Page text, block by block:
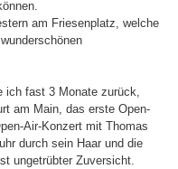
am Friesenplatz, welche
ich fast 3 Monate zurück,
am Main, das erste Open-
Air-Konzert mit Thomas
durch sein Haar und die
ungetrübter Zuversicht.